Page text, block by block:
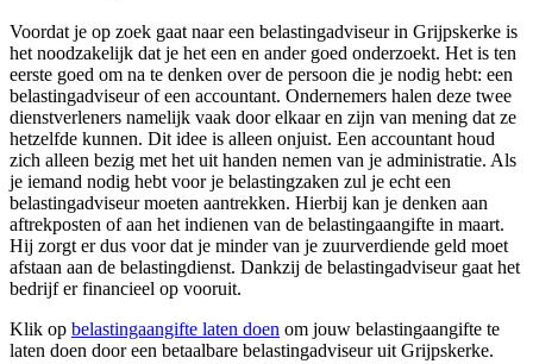
Voordat je op zoek gaat naar een belastingadviseur in Grijpskerke is
het noodzakelijk dat je het een en ander goed onderzoekt. Het is ten
eerste goed om na te denken over de persoon die je nodig hebt: een
belastingadviseur of een accountant. Ondernemers halen deze twee
dienstverleners namelijk vaak door elkaar en zijn van mening dat ze
hetzelfde kunnen. Dit idee is alleen onjuist. Een accountant houd
zich alleen bezig met het uit handen nemen van je administratie. Als
je iemand nodig hebt voor je belastingzaken zul je echt een
belastingadviseur moeten aantrekken. Hierbij kan je denken aan
aftrekposten of aan het indienen van de belastingaangifte in maart.
Hij zorgt er dus voor dat je minder van je zuurverdiende geld moet
afstaan aan de belastingdienst. Dankzij de belastingadviseur gaat het
bedrijf er financieel op vooruit.
Klik op belastingaangifte laten doen om jouw belastingaangifte te
laten doen door een betaalbare belastingadviseur uit Grijpskerke.